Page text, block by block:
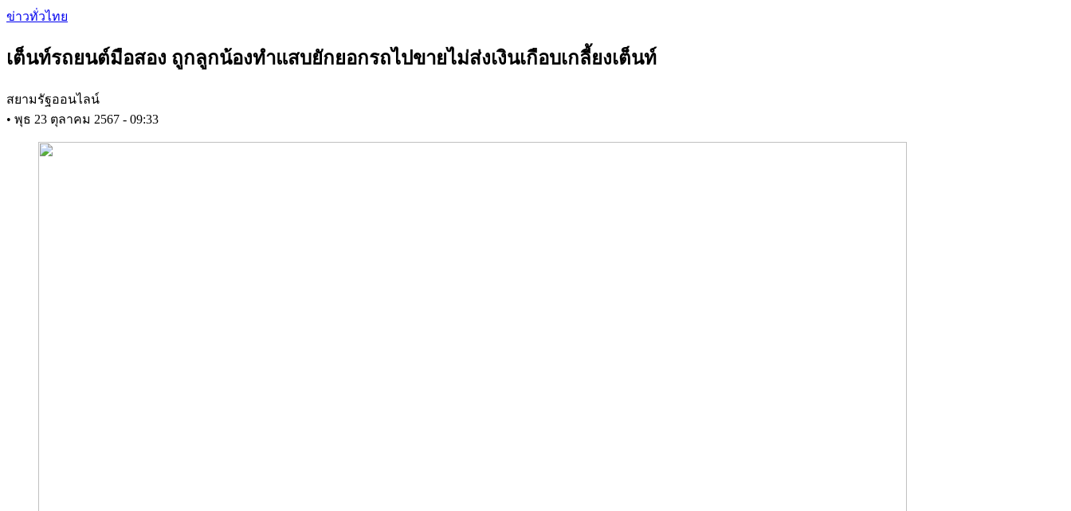
Skip
content
ข่าวทั่วไทย
เต็นท์รถยนต์มือสอง ถูกลูกน้องทำแสบยักยอกรถไปขายไม่ส่งเงินเกือบเกลี้ยงเต็นท์
สยามรัฐออนไลน์
• พุธ 23 ตุลาคม 2567 - 09:33